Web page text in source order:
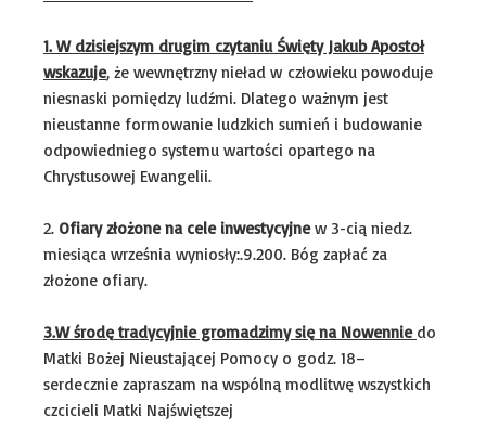
1. W dzisiejszym drugim czytaniu Święty Jakub Apostoł
wskazuje, że wewnętrzny nieład w człowieku powoduje
niesnaski pomiędzy ludźmi. Dlatego ważnym jest
nieustanne formowanie ludzkich sumień i budowanie
odpowiedniego systemu wartości opartego na
Chrystusowej Ewangelii.
2. Ofiary złożone na cele inwestycyjnew 3-cią niedz.
miesiąca września wyniosły:.9.200. Bóg zapłać za
złożone ofiary.
3.W środę tradycyjnie gromadzimy się na Nowennie do
Matki Bożej Nieustającej Pomocy o godz. 18–
serdecznie zapraszam na wspólną modlitwę wszystkich
czcicieli Matki Najświętszej